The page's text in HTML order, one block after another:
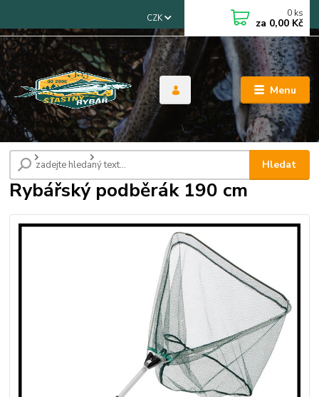
Menu
CZK
Hledat
0 ks
za 0,00 Kč
Úvod Podběráky Rybářský podběrák 190 cm
Rybářský podběrák 190 cm